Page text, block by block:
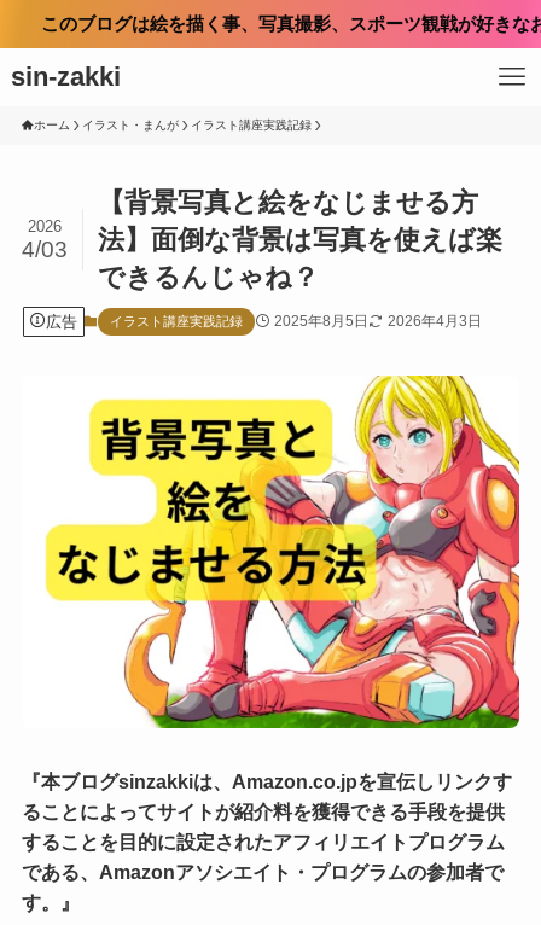
絵を描く事、写真撮影、スポーツ観戦が好きなおっさんがお気
sin-zakki
ホーム イラスト・まんが イラスト講座実践記録
【背景写真と絵をなじませる方
法】面倒な背景は写真を使えば楽
できるんじゃね？
2026
4/03
広告 イラスト講座実践記録 2025年8月5日 2026年4月3日
『本ブログsinzakkiは、Amazon.co.jpを宣伝しリンクす
ることによってサイトが紹介料を獲得できる手段を提供
することを目的に設定されたアフィリエイトプログラム
である、Amazonアソシエイト・プログラムの参加者で
す。』